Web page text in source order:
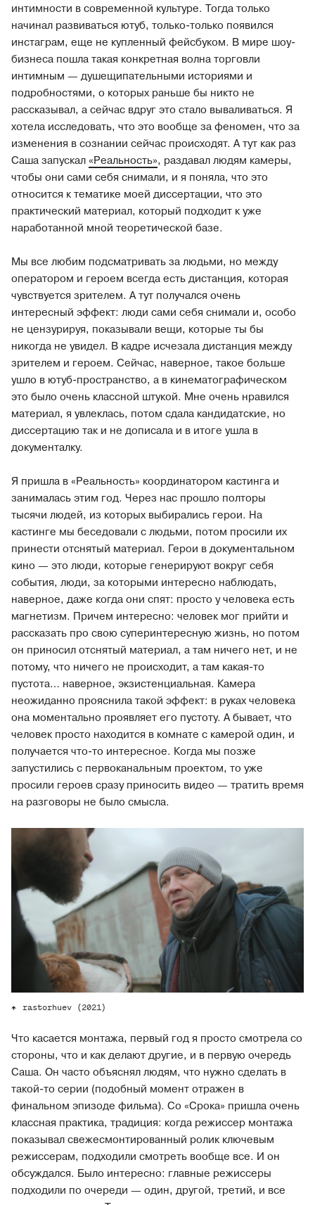
интимности в современной культуре. Тогда только
начинал развиваться ютуб, только-только появился
инстаграм, еще не купленный фейсбуком. В мире шоу-
бизнеса пошла такая конкретная волна торговли
интимным — душещипательными историями и
подробностями, о которых раньше бы никто не
рассказывал, а сейчас вдруг это стало вываливаться. Я
хотела исследовать, что это вообще за феномен, что за
изменения в сознании сейчас происходят. А тут как раз
Саша запускал «Реальность», раздавал людям камеры,
чтобы они сами себя снимали, и я поняла, что это
относится к тематике моей диссертации, что это
практический материал, который подходит к уже
наработанной мной теоретической базе.
Мы все любим подсматривать за людьми, но между
оператором и героем всегда есть дистанция, которая
чувствуется зрителем. А тут получался очень
интересный эффект: люди сами себя снимали и, особо
не цензурируя, показывали вещи, которые ты бы
никогда не увидел. В кадре исчезала дистанция между
зрителем и героем. Сейчас, наверное, такое больше
ушло в ютуб-пространство, а в кинематографическом
это было очень классной штукой. Мне очень нравился
материал, я увлеклась, потом сдала кандидатские, но
диссертацию так и не дописала и в итоге ушла в
документалку.
Я пришла в «Реальность» координатором кастинга и
занималась этим год. Через нас прошло полторы
тысячи людей, из которых выбирались герои. На
кастинге мы беседовали с людьми, потом просили их
принести отснятый материал. Герои в документальном
кино — это люди, которые генерируют вокруг себя
события, люди, за которыми интересно наблюдать,
наверное, даже когда они спят: просто у человека есть
магнетизм. Причем интересно: человек мог прийти и
рассказать про свою суперинтересную жизнь, но потом
он приносил отснятый материал, а там ничего нет, и не
потому, что ничего не происходит, а там какая-то
пустота… наверное, экзистенциальная. Камера
неожиданно прояснила такой эффект: в руках человека
она моментально проявляет его пустоту. А бывает, что
человек просто находится в комнате с камерой один, и
получается что-то интересное. Когда мы позже
запустились с первоканальным проектом, то уже
просили героев сразу приносить видео — тратить время
на разговоры не было смысла.
rastorhuev (2021)
Что касается монтажа, первый год я просто смотрела со
стороны, что и как делают другие, и в первую очередь
Саша. Он часто объяснял людям, что нужно сделать в
такой-то серии (подобный момент отражен в
финальном эпизоде фильма). Со «Срока» пришла очень
классная практика, традиция: когда режиссер монтажа
показывал свежесмонтированный ролик ключевым
режиссерам, подходили смотреть вообще все. И он
обсуждался. Было интересно: главные режиссеры
подходили по очереди — один, другой, третий, и все